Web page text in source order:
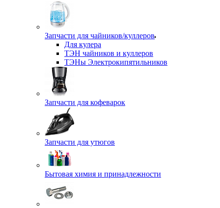
Запчасти для чайников/куллеров
Для кулера
ТЭН чайников и куллеров
ТЭНы Электрокипятильников
Запчасти для кофеварок
Запчасти для утюгов
Бытовая химия и принадлежности